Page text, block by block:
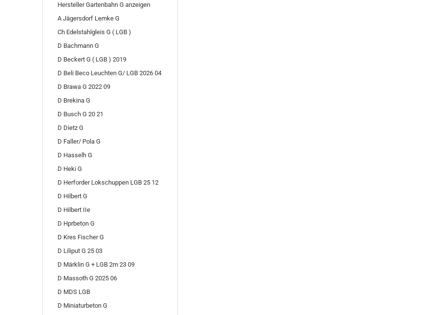
Hersteller Gartenbahn G anzeigen
A Jägersdorf Lemke G
Ch Edelstahlgleis G ( LGB )
D Bachmann G
D Beckert G ( LGB ) 2019
D Beli Beco Leuchten G/ LGB 2026 04
D Brawa G 2022 09
D Brekina G
D Busch G 20 21
D Dietz G
D Faller/ Pola G
D Hasselh G
D Heki G
D Herforder Lokschuppen LGB 25 12
D Hilbert G
D Hilbert IIe
D Hprbeton G
D Kres Fischer G
D Liliput G 25 03
D Märklin G + LGB 2m 23 09
D Massoth G 2025 06
D MDS LGB
D Miniaturbeton G